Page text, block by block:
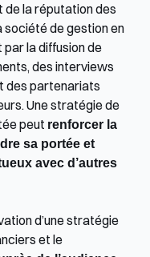
la réputation des
société de gestion en
par la diffusion de
des interviews
des partenariats
Une stratégie de
peut renforcer la
sa portée et
avec d’autres
d’une stratégie
et le